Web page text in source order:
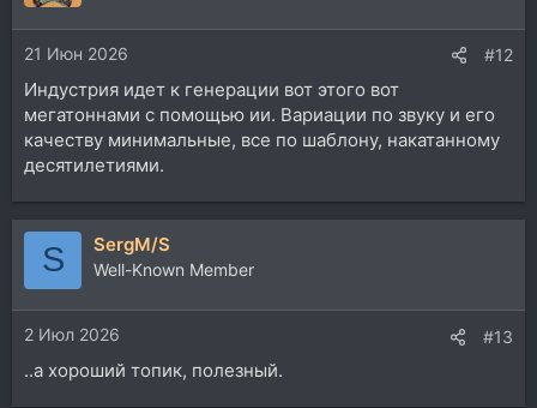
21 Июн 2026 #12
Индустрия идет к генерации вот этого вот
мегатоннами с помощью ии. Вариации по звуку и его
качеству минимальные, все по шаблону, накатанному
десятилетиями.
S SergM/S
Well-Known Member
2 Июл 2026 #13
..а хороший топик, полезный.